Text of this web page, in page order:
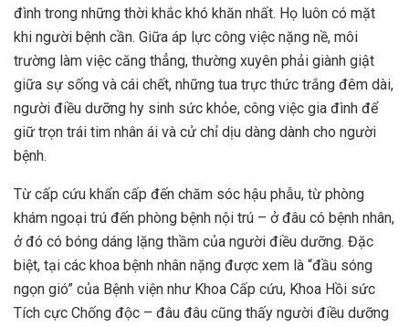
đình trong những thời khắc khó khăn nhất. Họ luôn có mặt
khi người bệnh cần. Giữa áp lực công việc nặng nề, môi
trường làm việc căng thẳng, thường xuyên phải giành giật
giữa sự sống và cái chết, những tua trực thức trắng đêm dài,
người điều dưỡng hy sinh sức khỏe, công việc gia đình để
giữ trọn trái tim nhân ái và cử chỉ dịu dàng dành cho người
bệnh.
Từ cấp cứu khẩn cấp đến chăm sóc hậu phẫu, từ phòng
khám ngoại trú đến phòng bệnh nội trú – ở đâu có bệnh nhân,
ở đó có bóng dáng lặng thầm của người điều dưỡng. Đặc
biệt, tại các khoa bệnh nhân nặng được xem là “đầu sóng
ngọn gió” của Bệnh viện như Khoa Cấp cứu, Khoa Hồi sức
Tích cực Chống độc – đâu đâu cũng thấy người điều dưỡng